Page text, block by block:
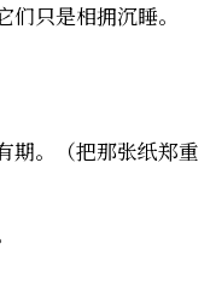
只是相拥沉睡。
期。（把那张纸郑重